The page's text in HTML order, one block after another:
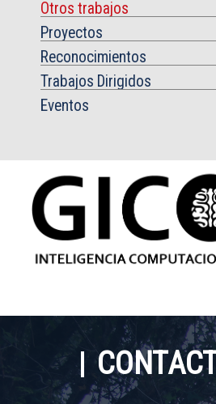
Otros trabajos
Proyectos
Reconocimientos
Trabajos Dirigidos
Eventos